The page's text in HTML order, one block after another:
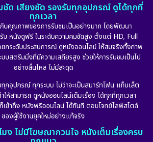
ด เสียงชัด รองรับทุกอุปกรณ์ ดูได้ทุกที่
ทุกเวลา
กับคุณภาพของการรับชมเป็นอย่างมาก โดยพัฒนา
หนังดูฟรี ในระดับความคมชัดสูง ตั้งแต่ HD, Full
กระดับประสบการณ์ ดูหนังออนไลน์ ให้สมจริงทั้งภาพ
บสตรีมมิ่งที่มีความเสถียรสูง ช่วยให้การรับชมเป็นไป
อย่างลื่นไหล ไม่มีสะดุด
อุปกรณ์ ทุกระบบ ไม่ว่าจะเป็นสมาร์ทโฟน แท็บเล็ต
ห้สามารถ ดูหนังออนไลน์เต็มเรื่อง ได้ทุกที่ทุกเวลา
เข้าถึง หนังฟรีออนไลน์ ได้ทันที ตอบโจทย์ไลฟ์สไตล์
ของผู้ใช้งานยุคใหม่อย่างแท้จริง
ง ไม่มีโฆษณากวนใจ หนังเต็มเรื่องครบ